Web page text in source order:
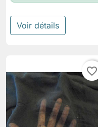
Voir détails
favorite_border